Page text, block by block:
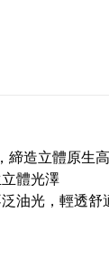
締造立體原生
體光澤
油光，輕透舒